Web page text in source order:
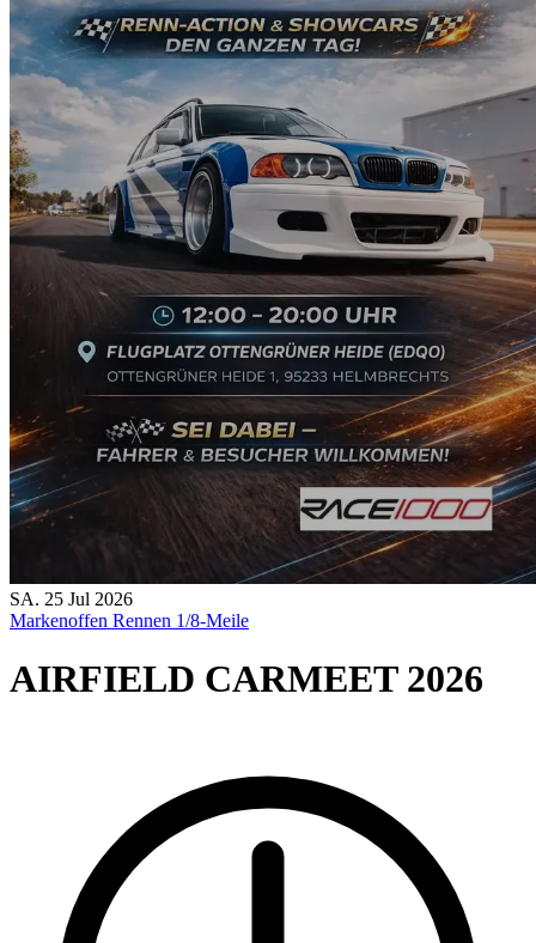
SA. 25 Jul 2026
Markenoffen Rennen 1/8-Meile
AIRFIELD CARMEET 2026